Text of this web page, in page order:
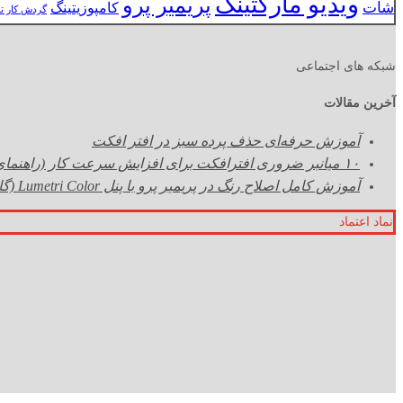
شات پریمیر پرو کامپوزیتینگ گردش کار
شبکه های اجتماعی
آخرین مقالات
آموزش حرفه‌ای حذف پرده سبز در افتر افکت
۱۰ میانبر ضروری افترافکت برای افزایش سرعت کار (راهنمای حرفه‌ای شورتکات‌ها)
آموزش کامل اصلاح رنگ در پریمیر پرو با پنل Lumetri Color (گام به گام)
نماد اعتماد